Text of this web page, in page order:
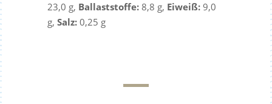
23,0 g, Ballaststoffe: 8,8 g, Eiweiß: 9,0
g, Salz: 0,25 g